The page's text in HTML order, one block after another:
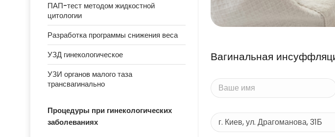
Вагинальная
ПАП-тест методом жидкостной
цитологии
Разработка программы снижения веса
УЗД гинекологическое
УЗИ органов малого таза
трансвагинально
Процедуры при гинекологических
заболеваниях